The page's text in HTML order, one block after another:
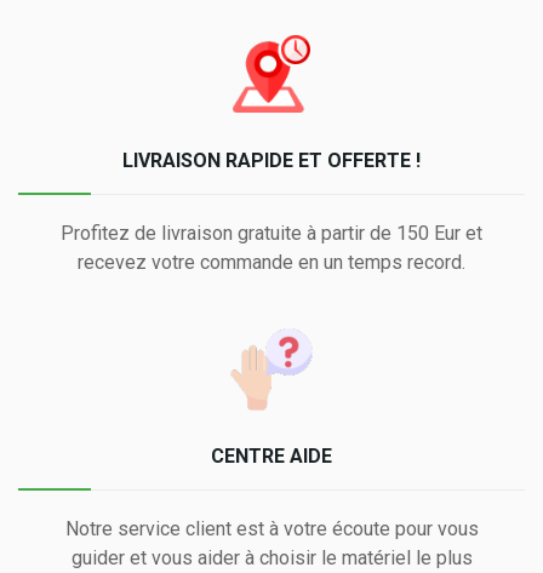
LIVRAISON RAPIDE ET OFFERTE !
Profitez de livraison gratuite à partir de 150 Eur et
recevez votre commande en un temps record.
CENTRE AIDE
Notre service client est à votre écoute pour vous
guider et vous aider à choisir le matériel le plus